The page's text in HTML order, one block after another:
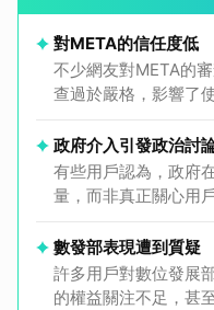
對META的信任度低
不少網友對META的
查過於嚴格，影響了
政府介入引發政治討
有些用戶認為，政府
量，而非真正關心用
數發部表現遭到質疑
許多用戶對數位發展
的權益關注不足，甚